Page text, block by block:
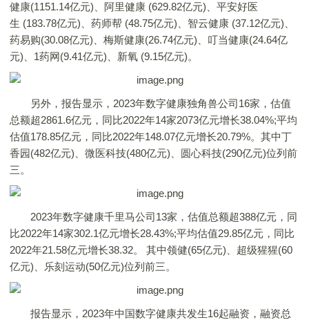
健康(1151.14亿元)、阿里健康 (629.82亿元)、平安好医
生 (183.78亿元)、药师帮 (48.75亿元)、智云健康 (37.12亿元)、
药易购(30.08亿元)、梅斯健康(26.74亿元)、叮当健康(24.64亿
元)、1药网(9.41亿元)、新氧 (9.15亿元)。
另外，报告显示，2023年数字健康独角兽公司16家，估值
总额超2861.6亿元，同比2022年14家2073亿元增长38.04%;平均
估值178.85亿元，同比2022年148.07亿元增长20.79%。其中丁
香园(482亿元)、微医科技(480亿元)、圆心科技(290亿元)位列前
三。
2023年数字健康千里马公司13家，估值总额超388亿元，同
比2022年14家302.1亿元增长28.43%;平均估值29.85亿元，同比
2022年21.58亿元增长38.32。 其中领健(65亿元)、超级猩猩(60
亿元)、乐刻运动(50亿元)位列前三。
报告显示，2023年中国数字健康共发生16起融资，融资总